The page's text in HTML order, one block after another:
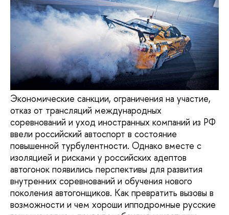
Экономические санкции, ограничения на участие,
отказ от трансляций международных
соревнований и уход иностранных компаний из РФ
ввели российский автоспорт в состояние
повышенной турбулентности. Однако вместе с
изоляцией и рисками у российских адептов
автогонок появились перспективы для развития
внутренних соревнований и обучения нового
поколения автогонщиков. Как превратить вызовы в
возможности и чем хороши ипподромные русские